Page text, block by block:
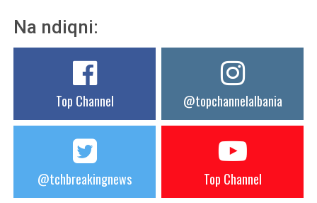
Na ndiqni:
Top Channel @topchannelalbania
@tchbreakingnews Top Channel